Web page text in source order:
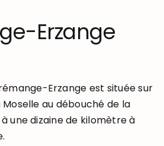
Erzange
Erzange est située sur
au débouché de la
une dizaine de kilomètre à